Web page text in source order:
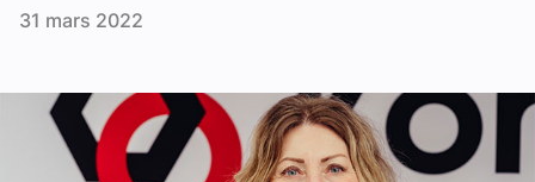
Aktuelle prosjekter
31 mars 2022